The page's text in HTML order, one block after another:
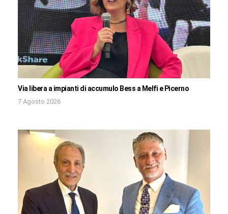
Via libera a impianti di accumulo Bess a Melfi e Picerno
7 Agosto 2026